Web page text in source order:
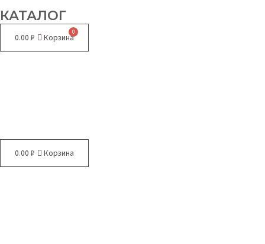
КАТАЛОГ
0.00 ₽ Корзина
0.00 ₽ Корзина